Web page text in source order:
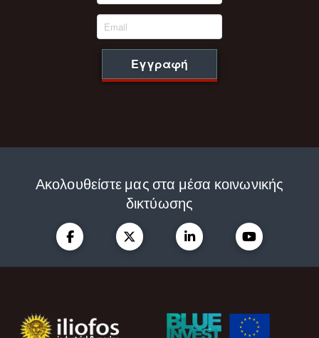
Εγγραφή
Ακολουθείστε μας στα μέσα κοινωνικής
δικτύωσης